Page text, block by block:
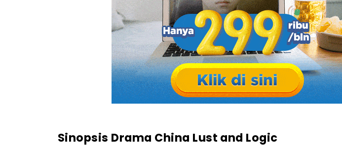
Sinopsis Drama China Lust and Logic